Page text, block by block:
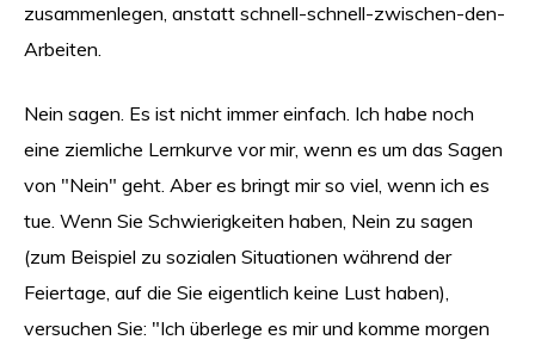
zusammenlegen, anstatt schnell-schnell-zwischen-den-
Arbeiten.
Nein sagen. Es ist nicht immer einfach. Ich habe noch
eine ziemliche Lernkurve vor mir, wenn es um das Sagen
von "Nein" geht. Aber es bringt mir so viel, wenn ich es
tue. Wenn Sie Schwierigkeiten haben, Nein zu sagen
(zum Beispiel zu sozialen Situationen während der
Feiertage, auf die Sie eigentlich keine Lust haben),
versuchen Sie: "Ich überlege es mir und komme morgen